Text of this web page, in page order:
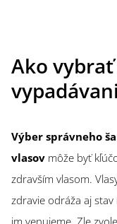
Ako
Výber správneho
vlasov môže byť
zdravším vlasom.
zdravie odráža aj
im venujeme. Zle